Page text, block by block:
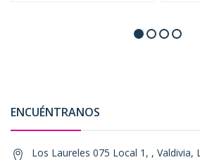
ENCUÉNTRANOS
Los Laureles 075 Local 1, , Valdivia,